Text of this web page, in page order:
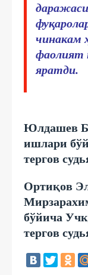
чинакам
яратди.
Юлдашев
ишлари
тергов
Ортиқов
бўйича
тергов